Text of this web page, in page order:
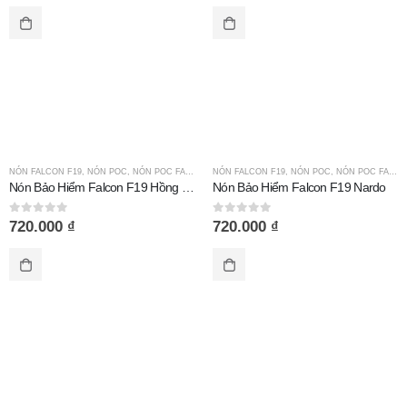
NÓN FALCON F19, NÓN POC , NÓN POC FALCON ,NÓN POC XE MÁY
Nón Bảo Hiểm Falcon F19 Hồng Bóng
0out of 5
720.000 ₫
NÓN FALCON F19, NÓN POC , NÓN POC FALCON
Nón Bảo Hiểm Falcon F19 Nardo
0out of 5
720.000 ₫